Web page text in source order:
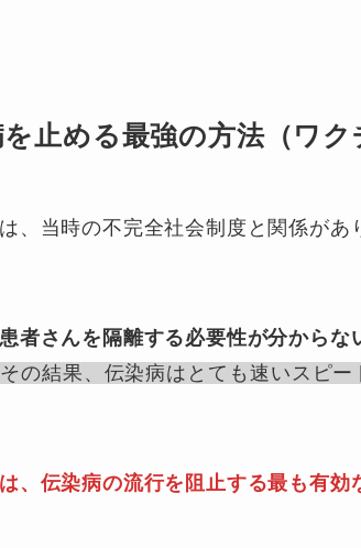
止める最強の方法（ワク
、当時の不完全社会制度と関係があ
者さんを隔離する必要性が分からな
その結果、伝染病はとても速いスピー
、伝染病の流行を阻止する最も有